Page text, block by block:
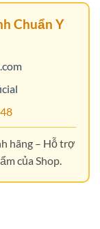
Chuẩn Y
hãng – Hỗ trợ
của Shop.